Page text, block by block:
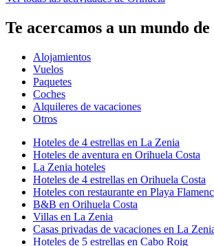
Te acercamos a un mundo
Alojamientos
Vuelos
Paquetes
Coches
Alquileres de vacaciones
Otros
Hoteles de 4 estrellas en La Zenia
Hoteles de aventura en Orihuela Costa
La Zenia hoteles
Hoteles de 4 estrellas en Orihuela Costa
Hoteles con restaurante en Playa
B&B en Orihuela Costa
Villas en La Zenia
Casas privadas de vacaciones en La
Hoteles de 5 estrellas en Cabo Roig